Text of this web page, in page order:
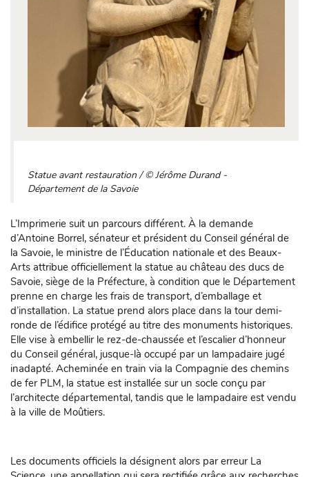
Statue avant restauration / © Jérôme Durand -
Département de la Savoie
L’Imprimerie suit un parcours différent. À la demande
d’Antoine Borrel, sénateur et président du Conseil général de
la Savoie, le ministre de l’Éducation nationale et des Beaux-
Arts attribue officiellement la statue au château des ducs de
Savoie, siège de la Préfecture, à condition que le Département
prenne en charge les frais de transport, d’emballage et
d’installation. La statue prend alors place dans la tour demi-
ronde de l’édifice protégé au titre des monuments historiques.
Elle vise à embellir le rez-de-chaussée et l’escalier d’honneur
du Conseil général, jusque-là occupé par un lampadaire jugé
inadapté. Acheminée en train via la Compagnie des chemins
de fer PLM, la statue est installée sur un socle conçu par
l’architecte départemental, tandis que le lampadaire est vendu
à la ville de Moûtiers.
Les documents officiels la désignent alors par erreur La